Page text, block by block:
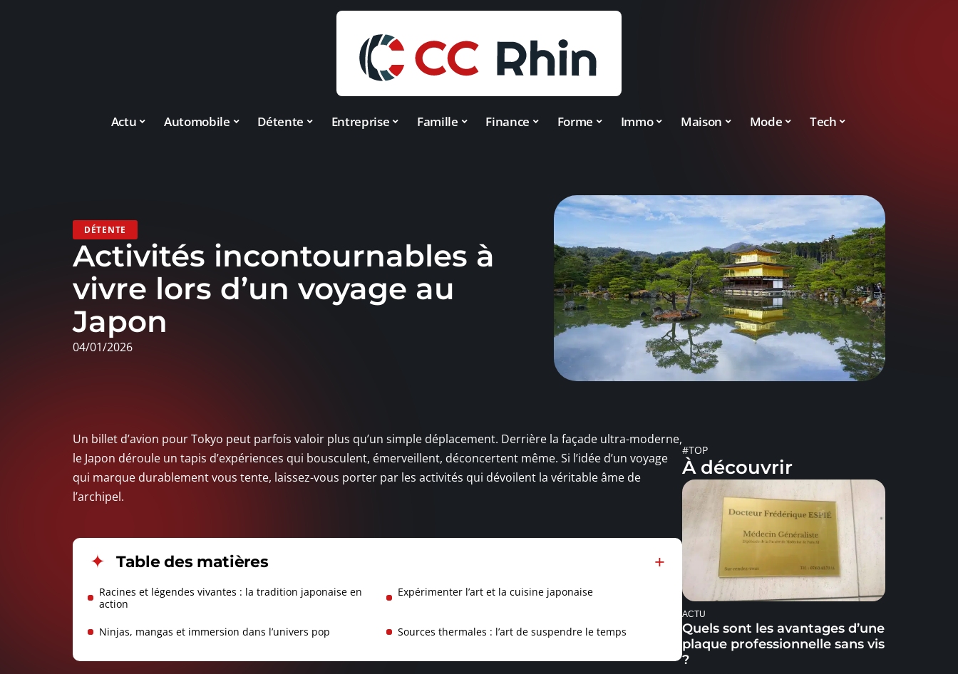
Actu Automobile Détente Entreprise Famille Finance Forme Immo Maison Mode Tech
DÉTENTE
Activités incontournables à
vivre lors d’un voyage au
Japon
04/01/2026
Un billet d’avion pour Tokyo peut parfois valoir plus qu’un simple déplacement. Derrière la façade ultra-moderne,
le Japon déroule un tapis d’expériences qui bousculent, émerveillent, déconcertent même. Si l’idée d’un voyage
qui marque durablement vous tente, laissez-vous porter par les activités qui dévoilent la véritable âme de
l’archipel.
Table des matières
Racines et légendes vivantes : la tradition japonaise en
action
Expérimenter l’art et la cuisine japonaise
Ninjas, mangas et immersion dans l’univers pop Sources thermales : l’art de suspendre le temps
#TOP
À découvrir
ACTU
Quels sont les avantages d’une
plaque professionnelle sans vis
?